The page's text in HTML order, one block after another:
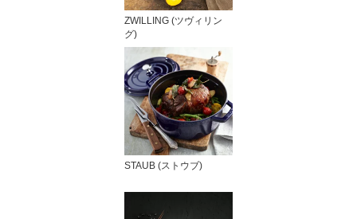
ZWILLING (ツヴィリン
グ)
STAUB (ストウブ)